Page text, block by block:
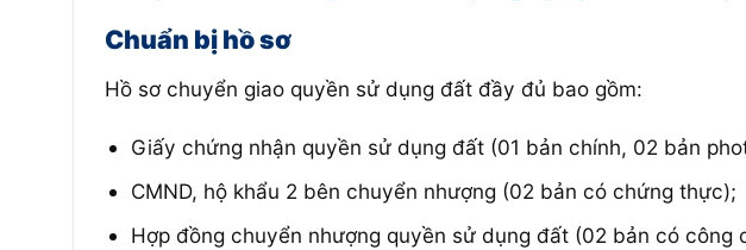
Chuẩn bị hồ sơ
Hồ sơ chuyển giao quyền sử dụng đất đầy đủ bao gồm:
Giấy chứng nhận quyền sử dụng đất (01 bản chính, 02 bản
CMND, hộ khẩu 2 bên chuyển nhượng (02 bản có chứng thực);
Hợp đồng chuyển nhượng quyền sử dụng đất (02 bản có công